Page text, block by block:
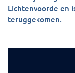
Lichtenvoorde en
teruggekomen.